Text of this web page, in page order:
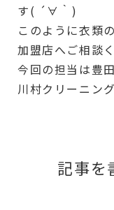
す( ´∀｀)
このように衣類
加盟店へご相談
今回の担当は豊
川村クリーニン
記事を